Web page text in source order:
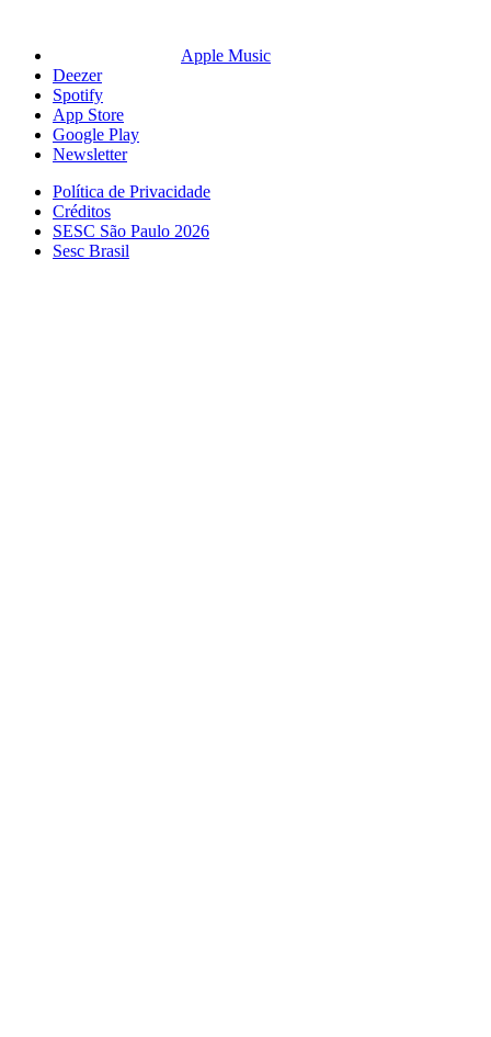
Apple Music
Deezer
Spotify
App Store
Google Play
Newsletter
Política de Privacidade
Créditos
SESC São Paulo 2026
Sesc Brasil